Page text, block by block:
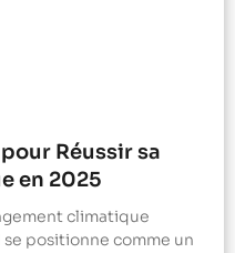
Réussir sa
en 2025
climatique
se positionne comme un